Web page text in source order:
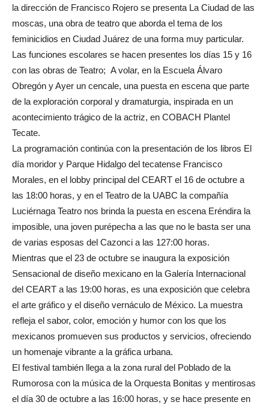
la dirección de Francisco Rojero se presenta La Ciudad de las
moscas, una obra de teatro que aborda el tema de los
feminicidios en Ciudad Juárez de una forma muy particular.
Las funciones escolares se hacen presentes los días 15 y 16
con las obras de Teatro; A volar, en la Escuela Álvaro
Obregón y Ayer un cencale, una puesta en escena que parte
de la exploración corporal y dramaturgia, inspirada en un
acontecimiento trágico de la actriz, en COBACH Plantel
Tecate.
La programación continúa con la presentación de los libros El
día moridor y Parque Hidalgo del tecatense Francisco
Morales, en el lobby principal del CEART el 16 de octubre a
las 18:00 horas, y en el Teatro de la UABC la compañía
Luciérnaga Teatro nos brinda la puesta en escena Eréndira la
imposible, una joven purépecha a las que no le basta ser una
de varias esposas del Cazonci a las 127:00 horas.
Mientras que el 23 de octubre se inaugura la exposición
Sensacional de diseño mexicano en la Galería Internacional
del CEART a las 19:00 horas, es una exposición que celebra
el arte gráfico y el diseño vernáculo de México. La muestra
refleja el sabor, color, emoción y humor con los que los
mexicanos promueven sus productos y servicios, ofreciendo
un homenaje vibrante a la gráfica urbana.
El festival también llega a la zona rural del Poblado de la
Rumorosa con la música de la Orquesta Bonitas y mentirosas
el día 30 de octubre a las 16:00 horas, y se hace presente en